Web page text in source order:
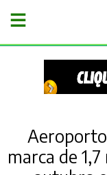
−
marca de